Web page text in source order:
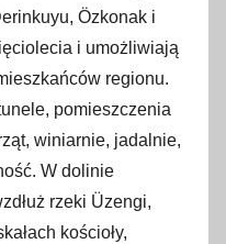
Özkonak i
i umożliwiają
regionu.
pomieszczenia
winiarnie, jadalnie,
W dolinie
rzeki Üzengi,
kościoły,